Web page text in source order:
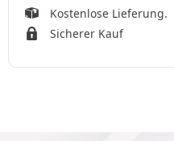
Kostenlose Lieferung.
Sicherer Kauf